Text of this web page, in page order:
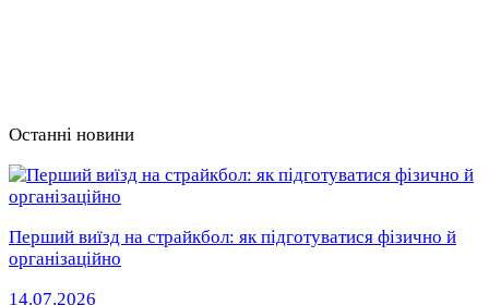
Останні новини
Перший виїзд на страйкбол: як підготуватися фізично й
організаційно
14.07.2026